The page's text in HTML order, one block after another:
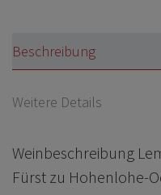
Beschreibung
Weitere Details
Weinbeschreibung
Fürst zu Hohenlohe-